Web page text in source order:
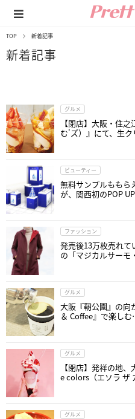
TOP 新着記事
新着記事
グルメ
【閉店】大阪・住
む'ズ）』にて、生
ビューティー
無料サンプルももら
が、関西初のPOP
ファッション
発売後13万枚売れて
の「マジカルサーモ
グルメ
大阪『靭公園』の向
＆ Coffee』で楽し
グルメ
【閉店】発祥の地
e colors（エソラ ザ
グルメ